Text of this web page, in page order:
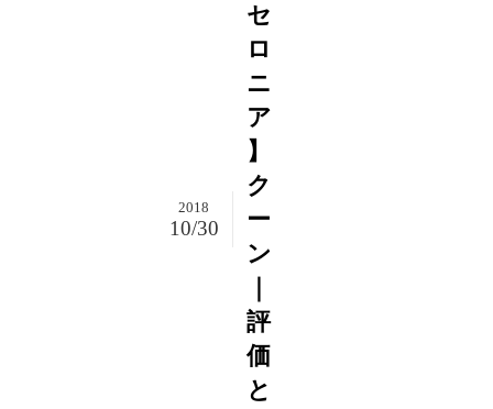
セ
ロ
ニ
ア
】
ク
ー
ン
評
価
と
2018
10/30